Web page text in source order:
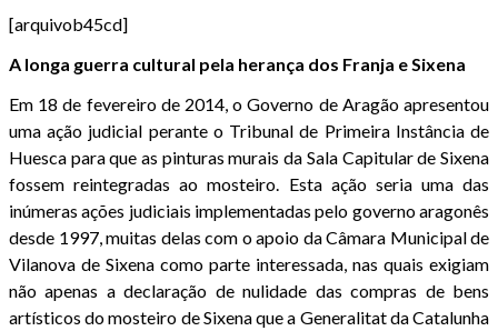
[arquivob45cd]
A longa guerra cultural pela herança dos Franja e Sixena
Em 18 de fevereiro de 2014, o Governo de Aragão apresentou
uma ação judicial perante o Tribunal de Primeira Instância de
Huesca para que as pinturas murais da Sala Capitular de Sixena
fossem reintegradas ao mosteiro. Esta ação seria uma das
inúmeras ações judiciais implementadas pelo governo aragonês
desde 1997, muitas delas com o apoio da Câmara Municipal de
Vilanova de Sixena como parte interessada, nas quais exigiam
não apenas a declaração de nulidade das compras de bens
artísticos do mosteiro de Sixena que a Generalitat da Catalunha